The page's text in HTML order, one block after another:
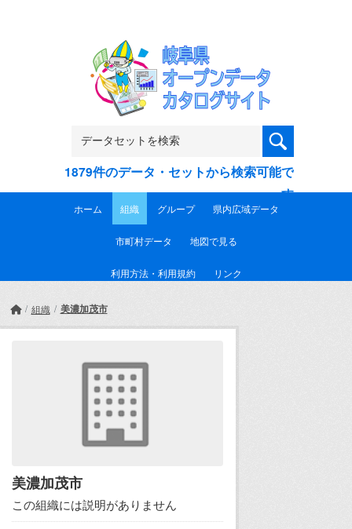
1879件のデータ・セットから検索可能で
す
ホーム 組織 グループ 県内広域データ
市町村データ 地図で見る
利用方法・利用規約 リンク
組織 美濃加茂市
美濃加茂市
この組織には説明がありません